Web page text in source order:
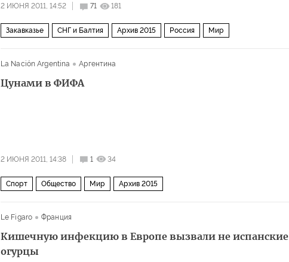
2 ИЮНЯ 2011, 14:52 71 181
Закавказье СНГ и Балтия Архив 2015 Россия Мир
La Nación Argentina Аргентина
Цунами в ФИФА
2 ИЮНЯ 2011, 14:38 1 34
Спорт Общество Мир Архив 2015
Le Figaro Франция
Кишечную инфекцию в Европе вызвали не испанские
огурцы